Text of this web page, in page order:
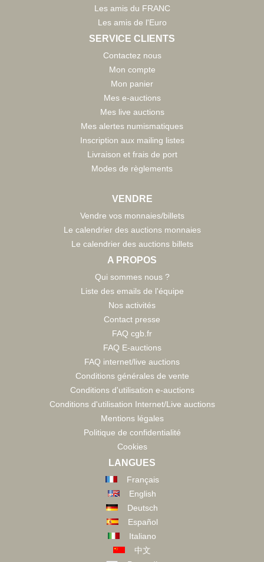
Les amis du FRANC
Les amis de l'Euro
SERVICE CLIENTS
Contactez nous
Mon compte
Mon panier
Mes e-auctions
Mes live auctions
Mes alertes numismatiques
Inscription aux mailing listes
Livraison et frais de port
Modes de règlements
VENDRE
Vendre vos monnaies/billets
Le calendrier des auctions monnaies
Le calendrier des auctions billets
A PROPOS
Qui sommes nous ?
Liste des emails de l'équipe
Nos activités
Contact presse
FAQ cgb.fr
FAQ E-auctions
FAQ internet/live auctions
Conditions générales de vente
Conditions d'utilisation e-auctions
Conditions d'utilisation Internet/Live auctions
Mentions légales
Politique de confidentialité
Cookies
LANGUES
Français
English
Deutsch
Español
Italiano
中文